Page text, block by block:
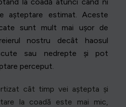
așteptare estimat. Aceste
sunt mult mai ușor de
nostru decât haosul
sau nedrepte și pot
perceput.
cât timp vei aștepta și
la coadă este mai mic,